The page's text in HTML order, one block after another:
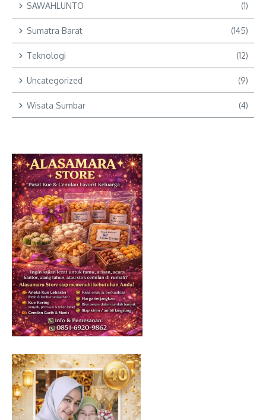
SAWAHLUNTO (1)
Sumatra Barat (145)
Teknologi (12)
Uncategorized (9)
Wisata Sumbar (4)